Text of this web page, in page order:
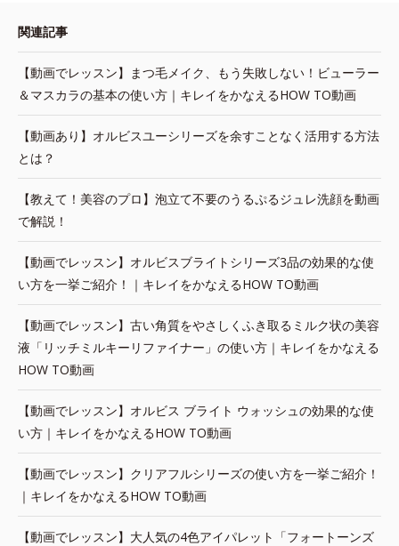
関連記事
【動画でレッスン】まつ毛メイク、もう失敗しない！ビューラー
＆マスカラの基本の使い方｜キレイをかなえるHOW TO動画
【動画あり】オルビスユーシリーズを余すことなく活用する方法
とは？
【教えて！美容のプロ】泡立て不要のうるぷるジュレ洗顔を動画
で解説！
【動画でレッスン】オルビスブライトシリーズ3品の効果的な使
い方を一挙ご紹介！｜キレイをかなえるHOW TO動画
【動画でレッスン】古い角質をやさしくふき取るミルク状の美容
液「リッチミルキーリファイナー」の使い方｜キレイをかなえる
HOW TO動画
【動画でレッスン】オルビス ブライト ウォッシュの効果的な使
い方｜キレイをかなえるHOW TO動画
【動画でレッスン】クリアフルシリーズの使い方を一挙ご紹介！
｜キレイをかなえるHOW TO動画
【動画でレッスン】大人気の4色アイパレット「フォートーンズ